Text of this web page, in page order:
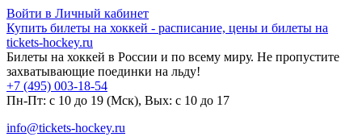
Войти в Личный кабинет
Купить билеты на хоккей - расписание, цены и билеты на
tickets-hockey.ru
Билеты на хоккей в России и по всему миру. Не пропустите
захватывающие поединки на льду!
+7 (495) 003-18-54
Пн-Пт: c 10 до 19 (Мск), Вых: с 10 до 17
info@tickets-hockey.ru